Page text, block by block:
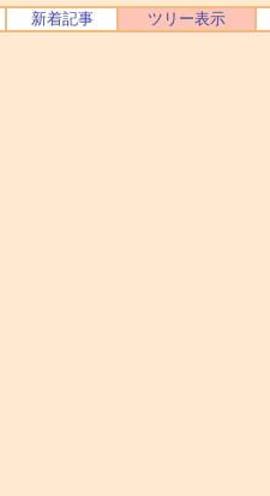
新着記事 ツリー表示